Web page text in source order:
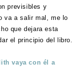
previsibles y
va a salir mal, me lo
que dejara esta
el principio del libro.
vaya con él a